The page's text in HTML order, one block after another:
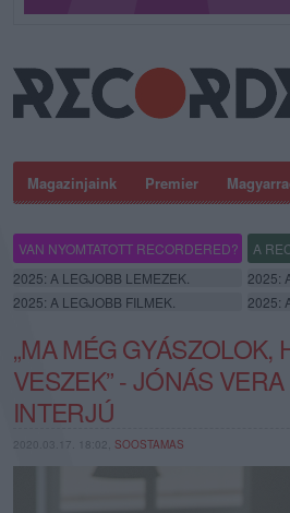
Magazinjaink Premier
VAN NYOMTATOTT RECORDERED? A
2025: A LEGJOBB LEMEZEK.
2025:
2025: A LEGJOBB FILMEK.
2025:
„MA MÉG
VESZEK” - JÓNÁS
INTERJÚ
2020.03.17. 18:02, SOOSTAMAS